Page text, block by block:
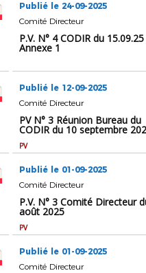
Publié le 24-09-2025
Comité Directeur
P.V. N° 4 CODIR du
Annexe 1
Publié le 12-09-2025
Comité Directeur
PV N° 3 Réunion Bureau du
CODIR du 10 septembre
PV
Publié le 01-09-2025
Comité Directeur
P.V. N° 3 Comité Directeur
août 2025
PV
Publié le 01-09-2025
Comité Directeur